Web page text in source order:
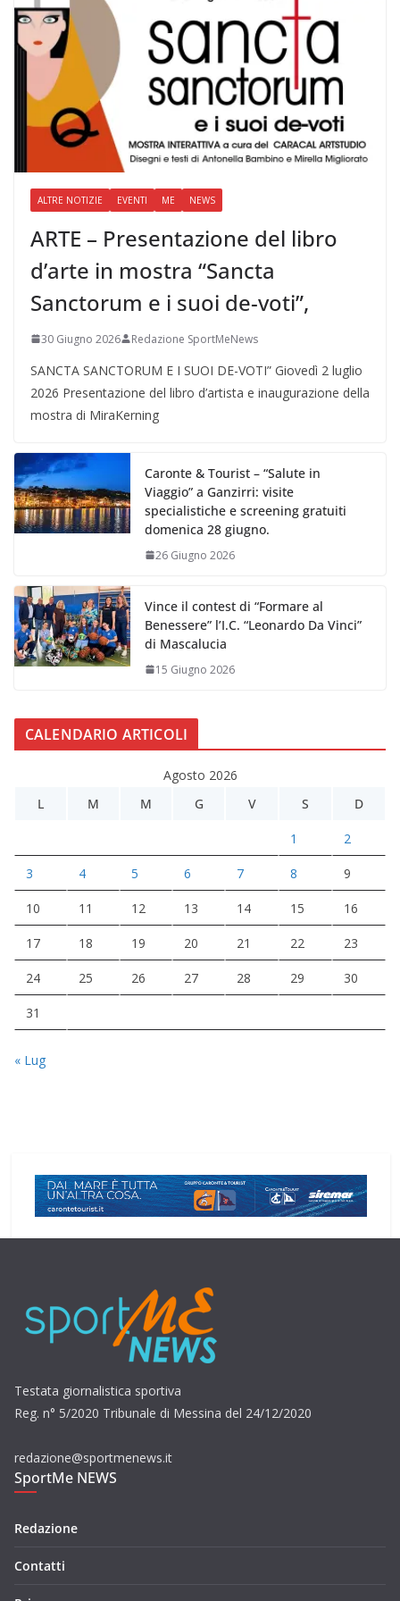
ALTRE NOTIZIE EVENTI ME NEWS
ARTE – Presentazione del libro
d’arte in mostra “Sancta
Sanctorum e i suoi de-voti”,
30 Giugno 2026 Redazione SportMeNews
SANCTA SANCTORUM E I SUOI DE-VOTI” Giovedì 2 luglio
2026 Presentazione del libro d’artista e inaugurazione della
mostra di MiraKerning
Caronte & Tourist – “Salute in
Viaggio” a Ganzirri: visite
specialistiche e screening gratuiti
domenica 28 giugno.
26 Giugno 2026
Vince il contest di “Formare al
Benessere” l’I.C. “Leonardo Da Vinci”
di Mascalucia
15 Giugno 2026
CALENDARIO ARTICOLI
Agosto 2026
L
M M G V S D
1 2
3 4 5 6 7 8 9
10 11 12 13 14 15 16
17 18 19 20 21 22 23
24 25 26 27 28 29 30
31
« Lug
Testata giornalistica sportiva
Reg. n° 5/2020 Tribunale di Messina del 24/12/2020
redazione@sportmenews.it
SportMe NEWS
Redazione
Contatti